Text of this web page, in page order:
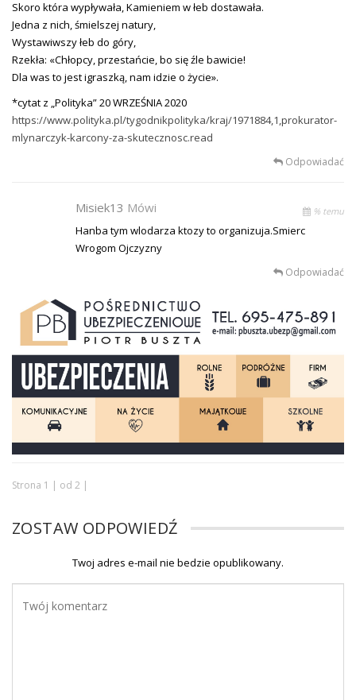
Skoro która wypływała, Kamieniem w łeb dostawała.
Jedna z nich, śmielszej natury,
Wystawiwszy łeb do góry,
Rzekła: «Chłopcy, przestańcie, bo się źle bawicie!
Dla was to jest igraszką, nam idzie o życie».
*cytat z „Polityka” 20 WRZEŚNIA 2020
https://www.polityka.pl/tygodnikpolityka/kraj/1971884,1,prokurator-
mlynarczyk-karcony-za-skutecznosc.read
Odpowiadać
Misiek13 Mówi % temu
Hanba tym wlodarza ktozy to organizuja.Smierc
Wrogom Ojczyzny
Odpowiadać
Strona 1 | od 2 |
ZOSTAW ODPOWIEDŹ
Twoj adres e-mail nie bedzie opublikowany.